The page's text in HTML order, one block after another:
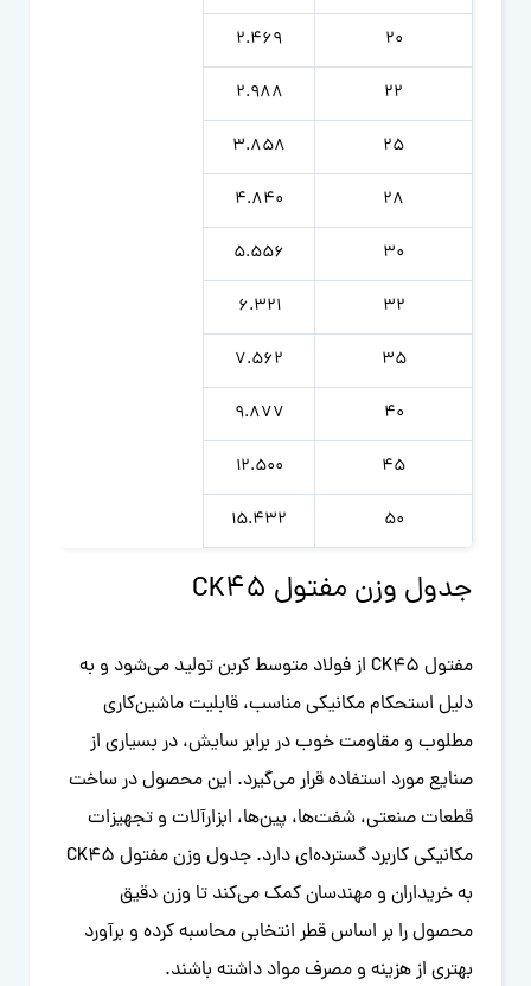
20
2.469
22
2.988
25
3.858
28
4.840
30
5.556
32
6.321
35
7.562
40
9.877
45
12.500
50
15.432
جدول وزن مفتول CK45
مفتول CK45 از فولاد متوسط کربن تولید می‌شود و به
دلیل استحکام مکانیکی مناسب، قابلیت ماشین‌کاری
مطلوب و مقاومت خوب در برابر سایش، در بسیاری از
صنایع مورد استفاده قرار می‌گیرد. این محصول در ساخت
قطعات صنعتی، شفت‌ها، پین‌ها، ابزارآلات و تجهیزات
مکانیکی کاربرد گسترده‌ای دارد. جدول وزن مفتول CK45
به خریداران و مهندسان کمک می‌کند تا وزن دقیق
محصول را بر اساس قطر انتخابی محاسبه کرده و برآورد
بهتری از هزینه و مصرف مواد داشته باشند.